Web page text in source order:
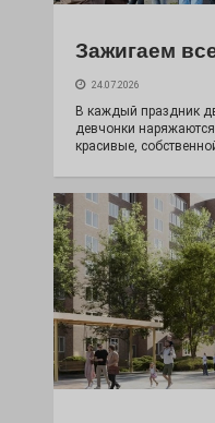
Зажигаем
24.07.2026
В каждый праздник
девчонки
красивые,